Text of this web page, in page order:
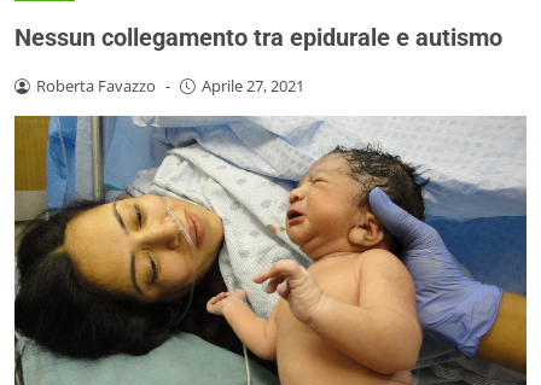
Nessun collegamento tra epidurale e autismo
Roberta Favazzo - Aprile 27, 2021